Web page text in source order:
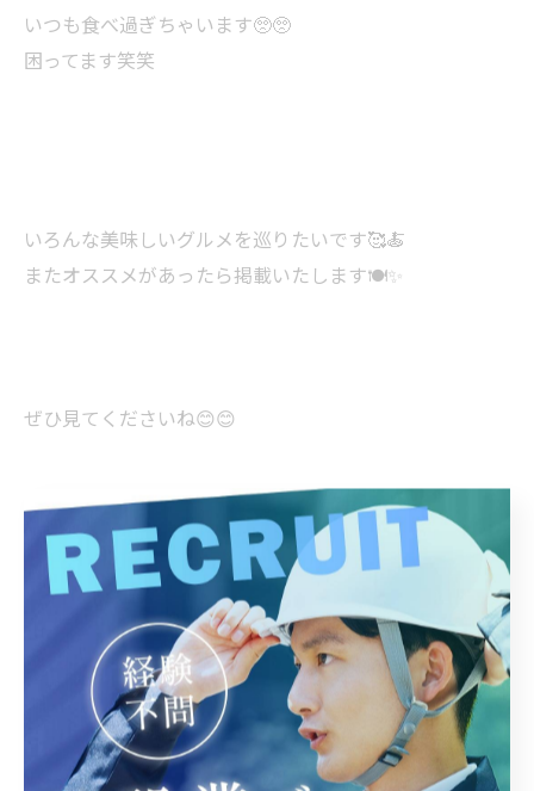
いつも食べ過ぎちゃいます🥺🥺
困ってます笑笑
いろんな美味しいグルメを巡りたいです🥰🍝
またオススメがあったら掲載いたします🍽️✨
ぜひ見てくださいね😊😊
今週は天気が悪そうで
雨☔️が続きそうですね😣💦
洗濯物🧺も乾きづらいし